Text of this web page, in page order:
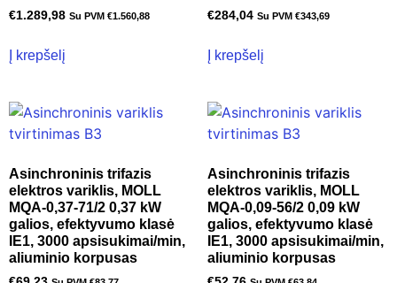
€1.289,98 Su PVM €1.560,88
Į krepšelį
€284,04 Su PVM €343,69
Į krepšelį
Asinchroninis trifazis
elektros variklis, MOLL
MQA-0,37-71/2 0,37 kW
galios, efektyvumo klasė
IE1, 3000 apsisukimai/min,
aliuminio korpusas
Asinchroninis trifazis
elektros variklis, MOLL
MQA-0,09-56/2 0,09 kW
galios, efektyvumo klasė
IE1, 3000 apsisukimai/min,
aliuminio korpusas